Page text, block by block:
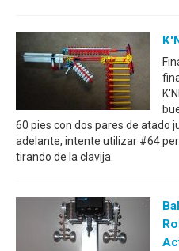
60 pies con dos pares de atado
adelante, intente utilizar #64
tirando de la clavija.